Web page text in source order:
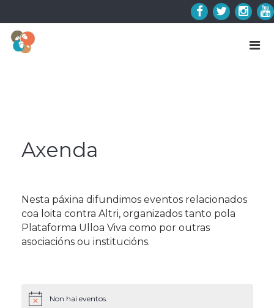
to
content
Facebook
Twitter
Axenda
Nesta páxina difundimos eventos relacionados
coa loita contra Altri, organizados tanto pola
Plataforma Ulloa Viva como por outras
asociacións ou institucións.
Notice Non hai eventos.